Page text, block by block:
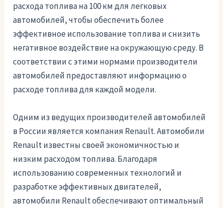
расхода топлива на 100 км для легковых
автомобилей, чтобы обеспечить более
эффективное использование топлива и снизить
негативное воздействие на окружающую среду. В
соответствии с этими нормами производители
автомобилей предоставляют информацию о
расходе топлива для каждой модели.
Одним из ведущих производителей автомобилей
в России является компания Renault. Автомобили
Renault известны своей экономичностью и
низким расходом топлива. Благодаря
использованию современных технологий и
разработке эффективных двигателей,
автомобили Renault обеспечивают оптимальный